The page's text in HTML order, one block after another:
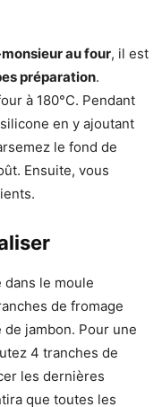
au four, il est
préparation.
à 180°C. Pendant
en y ajoutant
le fond de
Ensuite, vous
dans le moule
de fromage
jambon. Pour une
4 tranches de
les dernières
que toutes les